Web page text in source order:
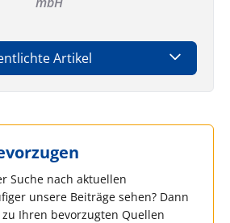
Artikel
Suche nach aktuellen
unsere Beiträge sehen? Dann
Ihren bevorzugten Quellen